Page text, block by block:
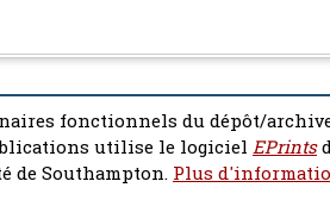
fonctionnels du dépôt/
utilise le logiciel EPrints
de Southampton. Plus